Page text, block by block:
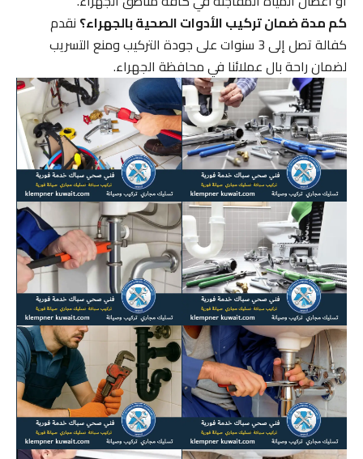
كم مدة ضمان تركيب الأدوات الصحية بالجهراء؟نقدم
كفالة تصل إلى 3 سنوات على جودة التركيب ومنع التسريب
لضمان راحة بال عملائنا في محافظة الجهراء.